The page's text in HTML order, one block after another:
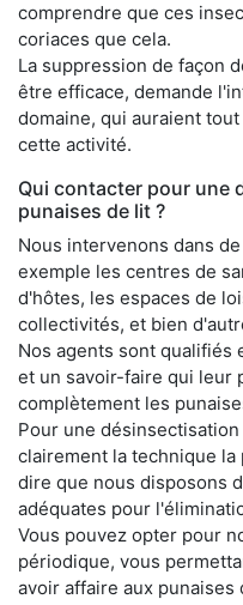
comprendre que ces
coriaces que cela.
La suppression de façon
être efficace, demande
domaine, qui auraient
cette activité.
Qui contacter pour une
punaises de lit ?
Nous intervenons dans
exemple les centres de
d'hôtes, les espaces de
collectivités, et bien
Nos agents sont qualifiés
et un savoir-faire qui leur
complètement les
Pour une
clairement la technique
dire que nous disposons
adéquates pour
Vous pouvez opter pour
périodique, vous
avoir affaire aux